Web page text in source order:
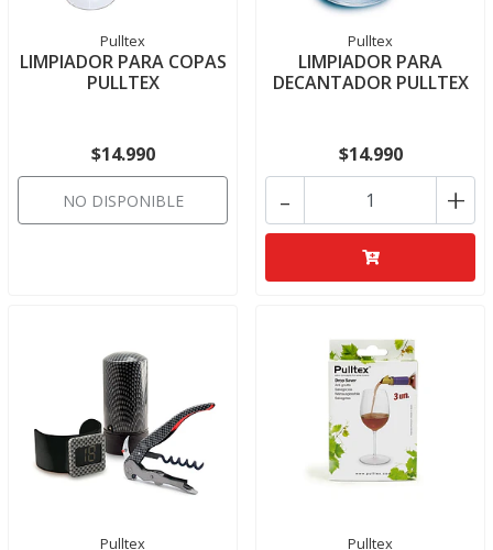
Pulltex
LIMPIADOR PARA COPAS
PULLTEX
$14.990
NO DISPONIBLE
Pulltex
LIMPIADOR PARA
DECANTADOR PULLTEX
$14.990
+
-
Pulltex Pulltex